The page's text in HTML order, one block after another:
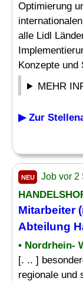
Optimierung
internationalen
alle Lidl
Konzepte und
MEHR
▶ Zur
NEU Job vor 2
Mitarbeiter
Abteilung
• Nordrhein-
[. .. ]
regionale und